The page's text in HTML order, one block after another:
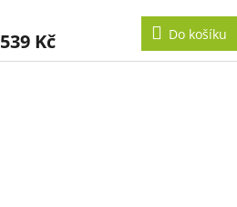
539 Kč Do košíku